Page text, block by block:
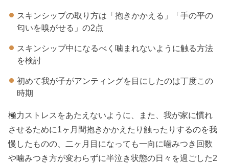
スキンシップの取り方は「抱きかかえる」「手の平の
匂いを嗅がせる」の2点
スキンシップ中になるべく噛まれないように触る方法
を検討
初めて我が子がアンティングを目にしたのは丁度この
時期
極力ストレスをあたえないように、また、我が家に慣れ
させるために1ヶ月間抱きかかえたり触ったりするのを我
慢したものの、二ヶ月目になっても一向に噛みつき回数
や噛みつき方が変わらずに半泣き状態の日々を過ごした2